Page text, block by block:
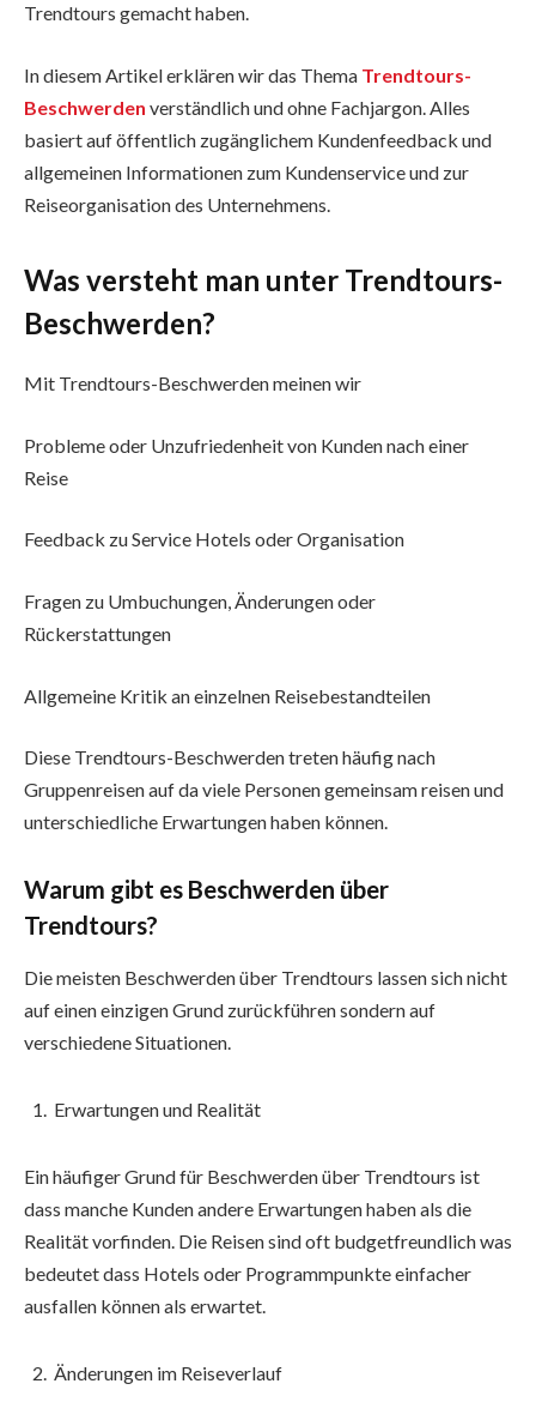
Trendtours gemacht haben.
In diesem Artikel erklären wir das Thema Trendtours-
Beschwerden verständlich und ohne Fachjargon. Alles
basiert auf öffentlich zugänglichem Kundenfeedback und
allgemeinen Informationen zum Kundenservice und zur
Reiseorganisation des Unternehmens.
Was versteht man unter Trendtours-
Beschwerden?
Mit Trendtours-Beschwerden meinen wir
Probleme oder Unzufriedenheit von Kunden nach einer
Reise
Feedback zu Service Hotels oder Organisation
Fragen zu Umbuchungen, Änderungen oder
Rückerstattungen
Allgemeine Kritik an einzelnen Reisebestandteilen
Diese Trendtours-Beschwerden treten häufig nach
Gruppenreisen auf da viele Personen gemeinsam reisen und
unterschiedliche Erwartungen haben können.
Warum gibt es Beschwerden über
Trendtours?
Die meisten Beschwerden über Trendtours lassen sich nicht
auf einen einzigen Grund zurückführen sondern auf
verschiedene Situationen.
Erwartungen und Realität
Ein häufiger Grund für Beschwerden über Trendtours ist
dass manche Kunden andere Erwartungen haben als die
Realität vorfinden. Die Reisen sind oft budgetfreundlich was
bedeutet dass Hotels oder Programmpunkte einfacher
ausfallen können als erwartet.
Änderungen im Reiseverlauf